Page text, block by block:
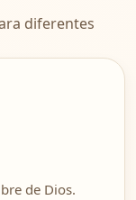
diferentes
de Dios.